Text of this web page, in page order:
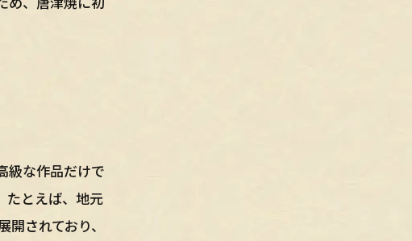
級な作品だけで
たとえば、地元
されており、